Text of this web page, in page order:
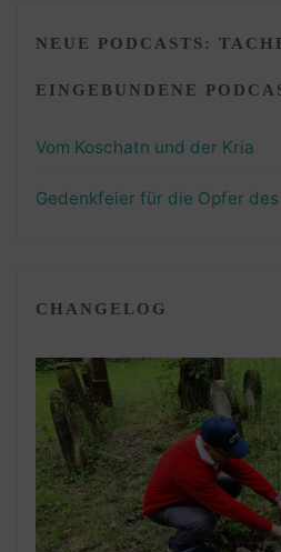
NEUE PODCASTS:
EINGEBUNDENE
Vom Koschatn und der Kria
Gedenkfeier für die Opfer
CHANGELOG